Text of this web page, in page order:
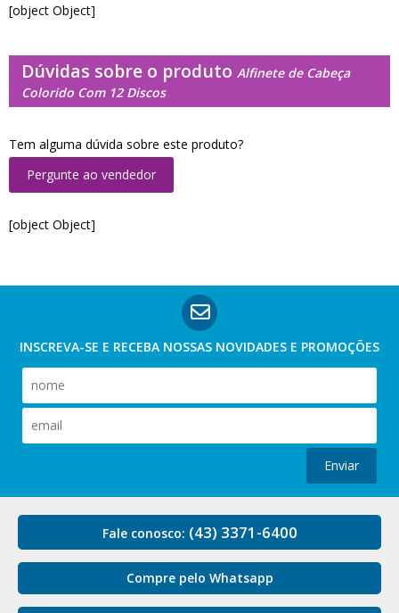
[object Object]
Dúvidas sobre o produto Alfinete de Cabeça
Colorido Com 12 Discos
Tem alguma dúvida sobre este produto?
Pergunte ao vendedor
[object Object]
INSCREVA-SE E RECEBA NOSSAS NOVIDADES E PROMOÇÕES
Enviar
Fale conosco: (43) 3371-6400
Compre pelo Whatsapp